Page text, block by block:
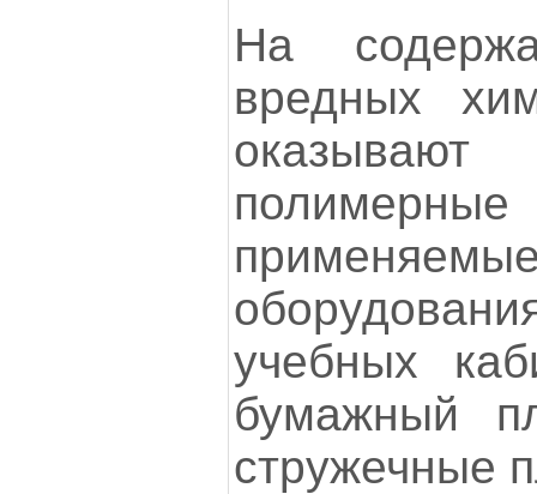
На
вредных
учебных
бумажный
стружечные